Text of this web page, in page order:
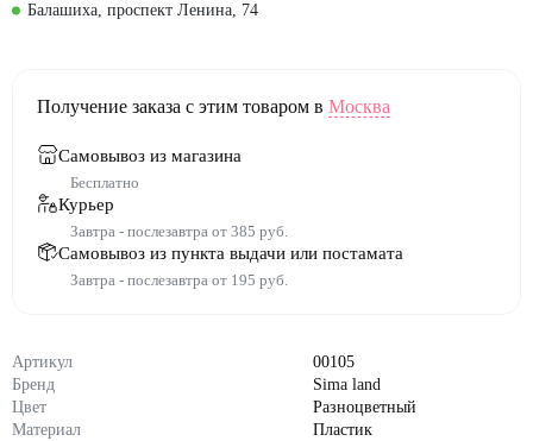
Артикул
00105
Бренд
Sima land
Цвет
Разноцветный
Материал
Пластик
Балашиха, проспект Ленина, 74
Получение заказа с этим товаром в Москва
Самовывоз из магазина
Бесплатно
Курьер
Завтра - послезавтра от 385 руб.
Самовывоз из пункта выдачи или постамата
Завтра - послезавтра от 195 руб.